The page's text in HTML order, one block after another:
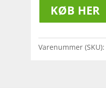
KØB HER
Varenummer (SKU):